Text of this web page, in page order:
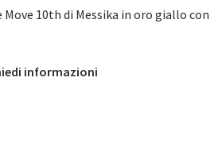
10th di Messika in oro giallo con
informazioni